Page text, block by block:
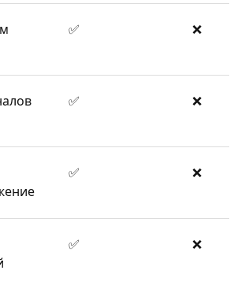
✅ ❌
✅ ❌
✅ ❌
✅ ❌